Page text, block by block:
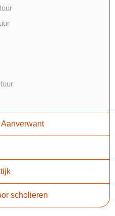
scholieren